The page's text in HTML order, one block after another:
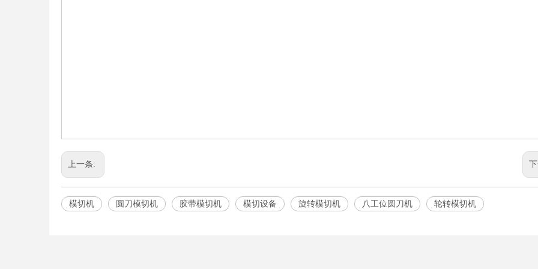
上一条:
模切机 圆刀模切机 胶带模切机 模切设备 旋转模切机 八工位圆刀机 轮转模切机